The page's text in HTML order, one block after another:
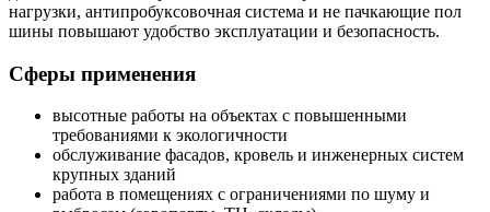
нагрузки, антипробуксовочная система и не пачкающие пол
шины повышают удобство эксплуатации и безопасность.
Сферы применения
высотные работы на объектах с повышенными
требованиями к экологичности
обслуживание фасадов, кровель и инженерных систем
крупных зданий
работа в помещениях с ограничениями по шуму и